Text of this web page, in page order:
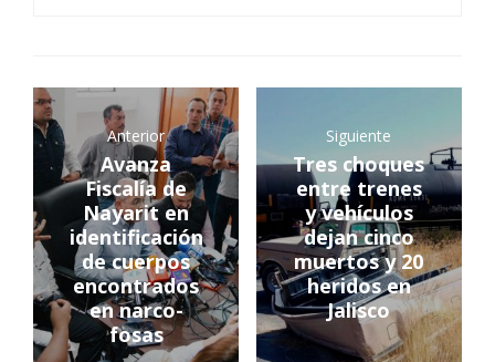
Anterior
Avanza
Fiscalía de
Nayarit en
identificación
de cuerpos
encontrados
en narco-
fosas
Siguiente
Tres choques
entre trenes
y vehículos
dejan cinco
muertos y 20
heridos en
Jalisco